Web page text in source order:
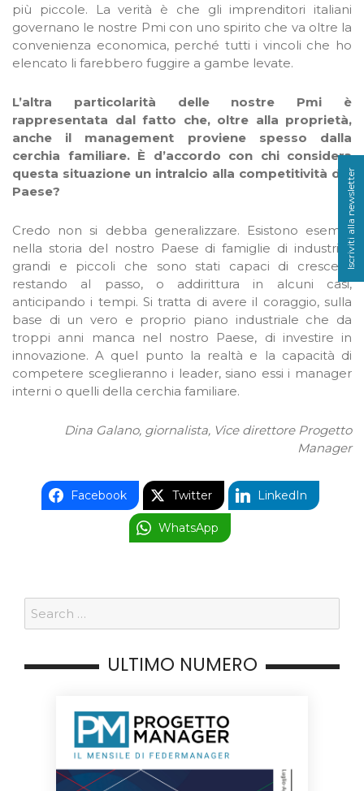
più piccole. La verità è che gli imprenditori italiani
governano le nostre Pmi con uno spirito che va oltre la
convenienza economica, perché tutti i vincoli che ho
elencato li farebbero fuggire a gambe levate.
L’altra particolarità delle nostre Pmi è
rappresentata dal fatto che, oltre alla proprietà,
anche il management proviene spesso dalla
cerchia familiare. È d’accordo con chi considera
questa situazione un intralcio alla competitività del
Paese?
Credo non si debba generalizzare. Esistono esempi
nella storia del nostro Paese di famiglie di industriali
grandi e piccoli che sono stati capaci di crescere
restando al passo, o addirittura in alcuni casi,
anticipando i tempi. Si tratta di avere il coraggio, sulla
base di un vero e proprio piano industriale che da
troppi anni manca nel nostro Paese, di investire in
innovazione. A quel punto la realtà e la capacità di
competere sceglieranno i leader, siano essi i manager
interni o quelli della cerchia familiare.
Dina Galano, giornalista, Vice direttore Progetto
Manager
Facebook Twitter LinkedIn
WhatsApp
ULTIMO NUMERO
Iscriviti alla newsletter